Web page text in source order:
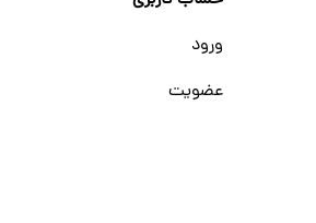
ورود
عضویت